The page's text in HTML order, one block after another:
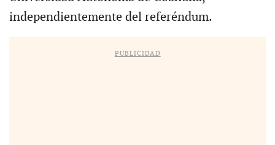
independientemente del referéndum.
PUBLICIDAD